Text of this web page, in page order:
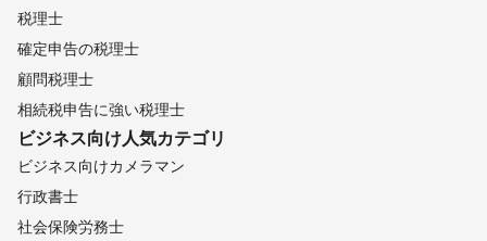
税理士
確定申告の税理士
顧問税理士
相続税申告に強い税理士
ビジネス向け人気カテゴリ
ビジネス向けカメラマン
行政書士
社会保険労務士